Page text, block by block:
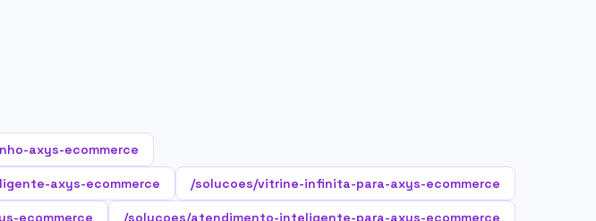
axys-ecommerce
axys-ecommerce /solucoes/vitrine-infinita-para-axys-ecommerce
ecommerce /solucoes/atendimento-inteligente-para-axys-ecommerce